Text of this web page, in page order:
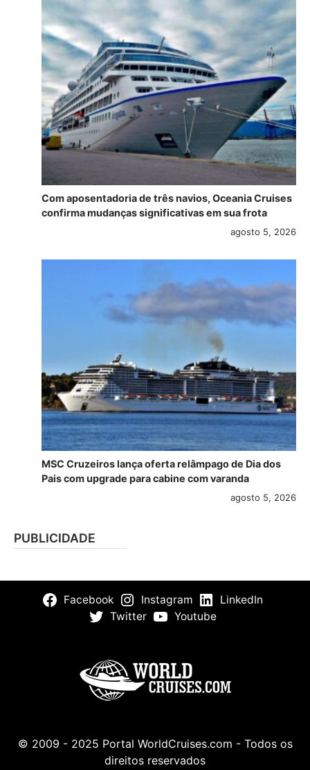
Com aposentadoria de três navios, Oceania Cruises
confirma mudanças significativas em sua frota
agosto 5, 2026
MSC Cruzeiros lança oferta relâmpago de Dia dos
Pais com upgrade para cabine com varanda
agosto 5, 2026
PUBLICIDADE
Facebook Instagram
LinkedIn
Twitter
Youtube
© 2009 - 2025 Portal WorldCruises.com - Todos os
direitos reservados